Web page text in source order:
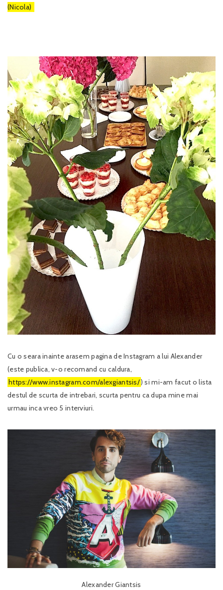
(Nicola)
Cu o seara inainte arasem pagina de Instagram a lui Alexander
(este publica, v-o recomand cu caldura,
https://www.instagram.com/alexgiantsis/) si mi-am facut o lista
destul de scurta de intrebari, scurta pentru ca dupa mine mai
urmau inca vreo 5 interviuri.
Alexander Giantsis